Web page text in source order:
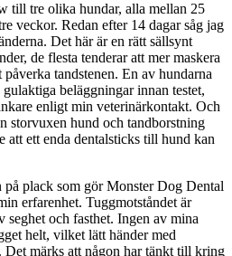
till tre olika hundar, alla mellan 25
veckor. Redan efter 14 dagar såg jag
Det här är en rätt sällsynt
de flesta tenderar att mer maskera
tandstenen. En av hundarna
beläggningar innan testet,
enligt min veterinärkontakt. Och
storvuxen hund och tandborstning
att ett enda dentalsticks till hund kan
på plack som gör Monster Dog Dental
erfarenhet. Tuggmotståndet är
seghet och fasthet. Ingen av mina
helt, vilket lätt händer med
märks att någon har tänkt till kring